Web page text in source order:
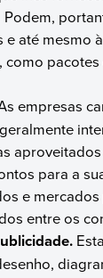
e até mesmo
como
empresas
para a
e
entre os